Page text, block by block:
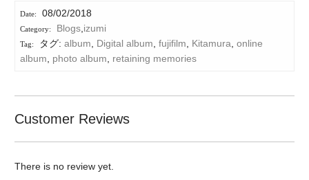
08/02/2018
Blogs,izumi
タグ: album, Digital album, fujifilm, Kitamura, online
album, photo album, retaining memories
Customer Reviews
There is no review yet.